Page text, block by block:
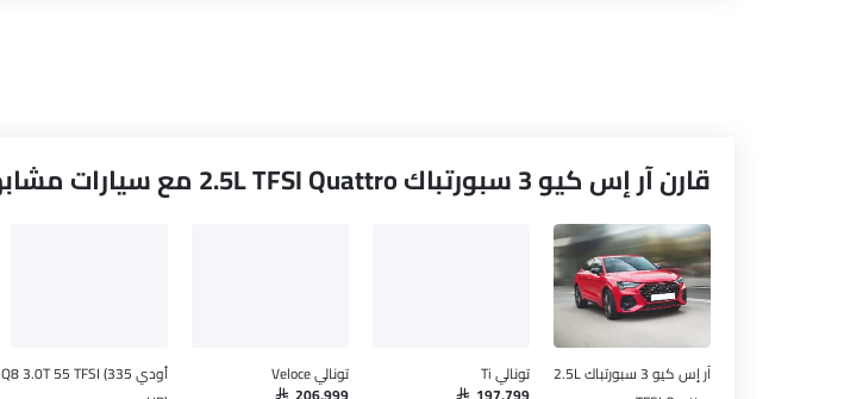
قارن آر إس كيو 3 سبورتباك 2.5L TFSI Quattro مع سيارات مشابهة
آر إس كيو 3 سبورتباك 2.5L
تونالي Ti
SAR 197,799
تونالي Veloce
SAR 206,999
أودي Q8 3.0T 55 TFSI (335